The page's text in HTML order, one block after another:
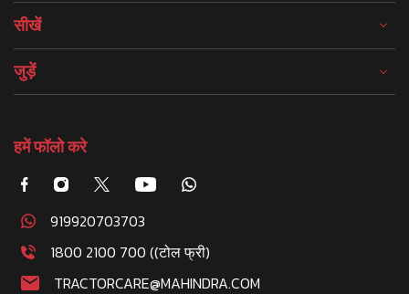
सीखें
जुड़ें
हमें फॉलो करे
919920703703
1800 2100 700 ((टोल फ्री)
TRACTORCARE@MAHINDRA.COM